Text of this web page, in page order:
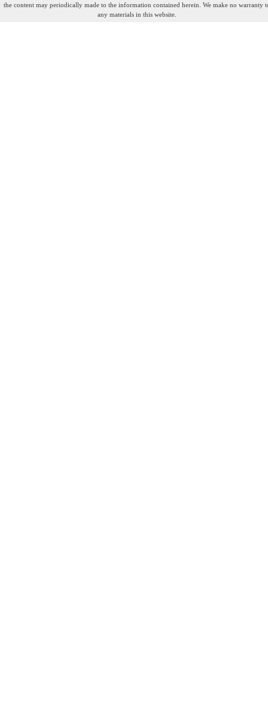
the content may periodically made to the information contained herein. We make no warranty
any materials in this website.